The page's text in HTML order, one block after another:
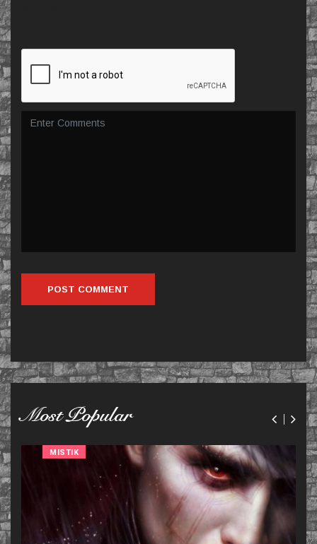
Most Popular
MISTIK